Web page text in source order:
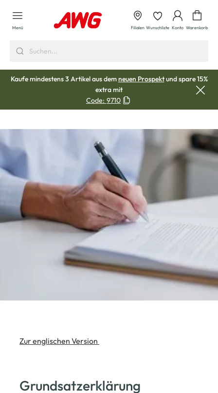
springen
Menü Filialen Wunschliste Konto Warenkorb
Kaufe mindestens 3 Artikel aus demneuen Prospektund spare 15%
extra mit
Code: 9710
Zur englischen Version
Grundsatzerklärung